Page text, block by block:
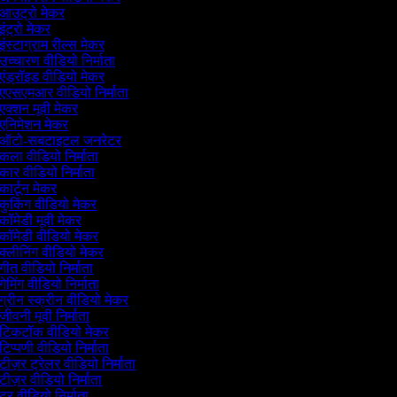
मेकर
मेकर
रील्स मेकर
वीडियो निर्माता
वीडियो मेकर
वीडियो निर्माता
मूवी मेकर
मेकर
सबटाइटल जनरेटर
वीडियो निर्माता
वीडियो निर्माता
मेकर
वीडियो मेकर
मूवी मेकर
वीडियो मेकर
वीडियो मेकर
वीडियो निर्माता
वीडियो निर्माता
स्क्रीन वीडियो मेकर
मूवी निर्माता
वीडियो मेकर
वीडियो निर्माता
ट्रेलर वीडियो निर्माता
वीडियो निर्माता